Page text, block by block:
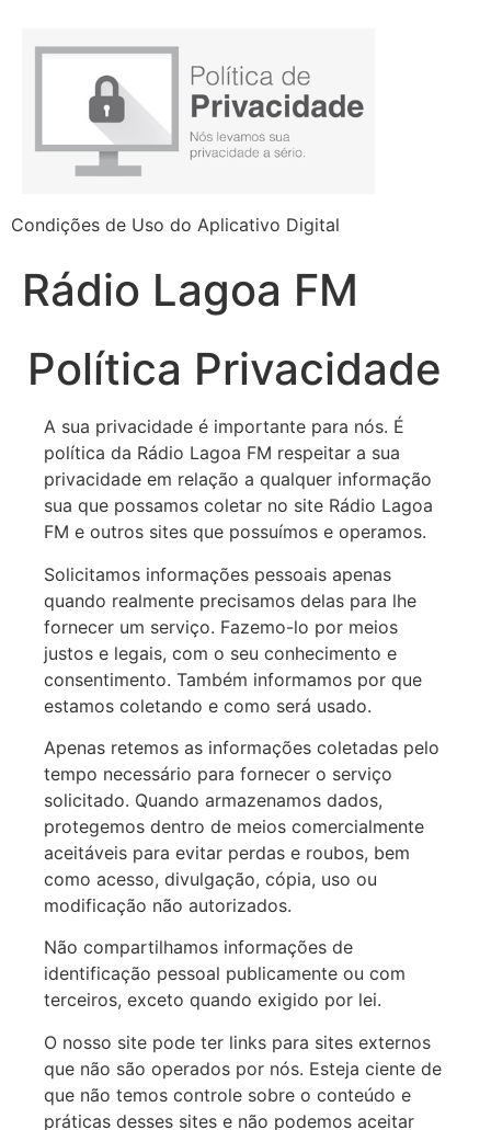
Condições de Uso do Aplicativo Digital
Rádio Lagoa FM
Política Privacidade
A sua privacidade é importante para nós. É
política da Rádio Lagoa FM respeitar a sua
privacidade em relação a qualquer informação
sua que possamos coletar no site Rádio Lagoa
FM e outros sites que possuímos e operamos.
Solicitamos informações pessoais apenas
quando realmente precisamos delas para lhe
fornecer um serviço. Fazemo-lo por meios
justos e legais, com o seu conhecimento e
consentimento. Também informamos por que
estamos coletando e como será usado.
Apenas retemos as informações coletadas pelo
tempo necessário para fornecer o serviço
solicitado. Quando armazenamos dados,
protegemos dentro de meios comercialmente
aceitáveis para evitar perdas e roubos, bem
como acesso, divulgação, cópia, uso ou
modificação não autorizados.
Não compartilhamos informações de
identificação pessoal publicamente ou com
terceiros, exceto quando exigido por lei.
O nosso site pode ter links para sites externos
que não são operados por nós. Esteja ciente de
que não temos controle sobre o conteúdo e
práticas desses sites e não podemos aceitar